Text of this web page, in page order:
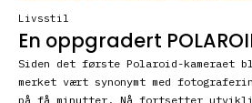
Livsstil
En oppgradert
Siden det første Polaroid-kameraet
merket vært synonymt med
på få minutter. Nå fortsetter